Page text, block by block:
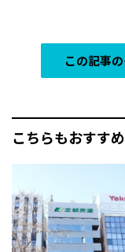
この記事
こちらもおすすめ